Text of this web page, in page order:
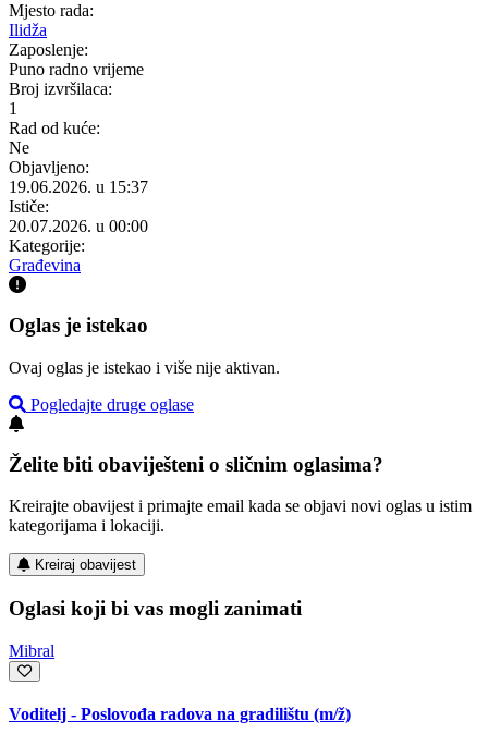
Mjesto rada:
Ilidža
Zaposlenje:
Puno radno vrijeme
Broj izvršilaca:
1
Rad od kuće:
Ne
Objavljeno:
19.06.2026. u 15:37
Ističe:
20.07.2026. u 00:00
Kategorije:
Građevina
Oglas je istekao
Ovaj oglas je istekao i više nije aktivan.
Pogledajte druge oglase
Želite biti obaviješteni o sličnim oglasima?
Kreirajte obavijest i primajte email kada se objavi novi oglas u istim
kategorijama i lokaciji.
Kreiraj obavijest
Oglasi koji bi vas mogli zanimati
Mibral
Voditelj - Poslovođa radova na gradilištu (m/ž)